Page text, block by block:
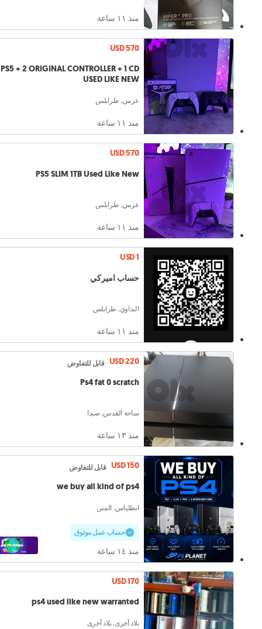
منذ ١١ ساعة
USD 570
PS5 + 2 ORIGINAL CONTROLLER + 1 CD
USED LIKE NEW
عزمي, طرابلس
منذ ١١ ساعة
USD 570
PS5 SLIM 1TB Used Like New
عزمي, طرابلس
منذ ١١ ساعة
USD 1
حساب اميركي
البداوي, طرابلس
منذ ١١ ساعة
USD 220 قابل للتفاوض
Ps4 fat 0 scratch
ساحة القدس, صيدا
منذ ١٣ ساعة
USD 150 قابل للتفاوض
we buy all kind of ps4
انطلياس, المتن
حساب عمل موثوق
منذ ١٤ ساعة
USD 170
ps4 used like new warranted
بلاد أخرى, بلاد أخرى